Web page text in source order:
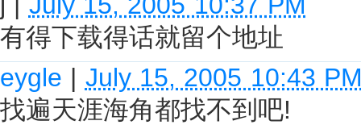
有得下载得话就留个地址
eygle | July 15, 2005 10:43
找遍天涯海角都找不到吧!